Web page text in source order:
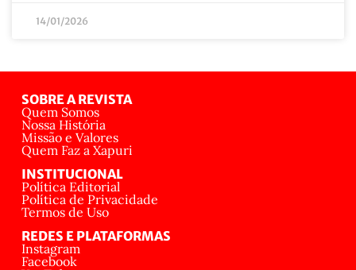
14/01/2026
SOBRE A REVISTA
Quem Somos
Nossa História
Missão e Valores
Quem Faz a Xapuri
INSTITUCIONAL
Política Editorial
Política de Privacidade
Termos de Uso
REDES E PLATAFORMAS
Instagram
Facebook